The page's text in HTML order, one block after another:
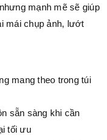
mạnh mẽ sẽ giúp
mái chụp ảnh, lướt
mang theo trong túi
sẵn sàng khi cần
tối ưu